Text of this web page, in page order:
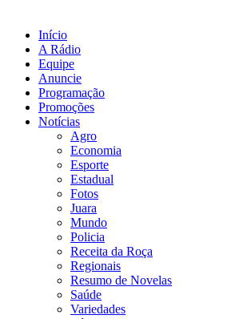
Início
A Rádio
Equipe
Anuncie
Programação
Promoções
Notícias
Agro
Economia
Esporte
Estadual
Fotos
Juara
Mundo
Policia
Receita da Roça
Regionais
Resumo de Novelas
Saúde
Variedades